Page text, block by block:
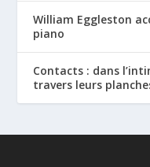
William Eggleston
piano
Contacts : dans
travers leurs